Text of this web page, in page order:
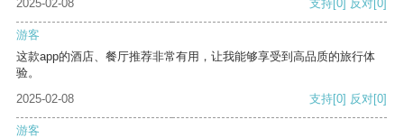
2025-02-08
支持[0] 反对[0]
游客
这款app的酒店、餐厅推荐非常有用，让我能够享受到高品质的旅行体
验。
2025-02-08
支持[0] 反对[0]
游客